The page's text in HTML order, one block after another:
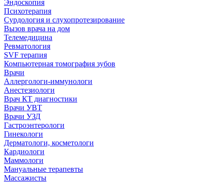
Эндоскопия
Психотерапия
Сурдология и слухопротезирование
Вызов врача на дом
Телемедицина
Ревматология
SVF терапия
Компьютерная томография зубов
Врачи
Аллергологи-иммунологи
Анестезиологи
Врач КТ диагностики
Врачи УВТ
Врачи УЗД
Гастроэнтерологи
Гинекологи
Дерматологи, косметологи
Кардиологи
Маммологи
Мануальные терапевты
Массажисты